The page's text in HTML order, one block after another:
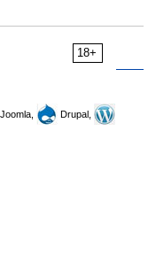
18+
Joomla,
Drupal,